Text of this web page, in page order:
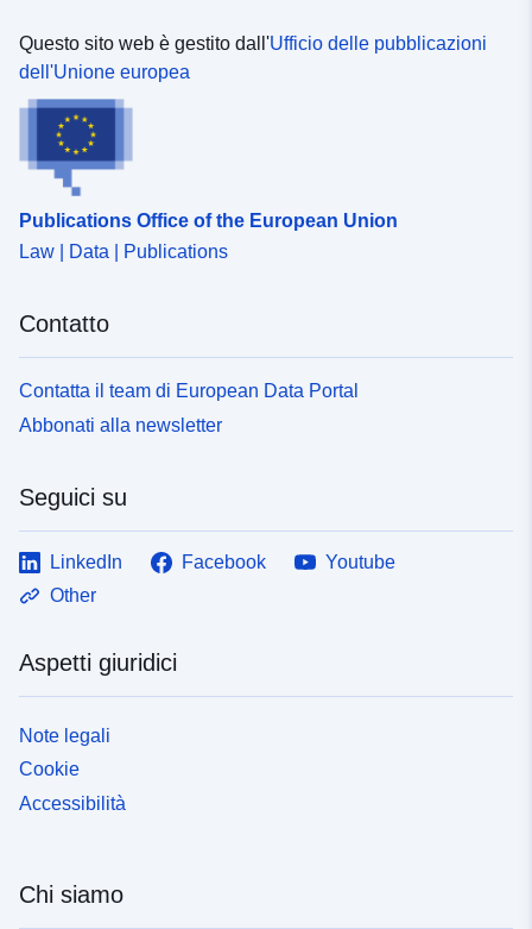
Questo sito web è gestito dall'Ufficio delle pubblicazioni
dell'Unione europea
Publications Office of the European Union
Law | Data | Publications
Contatto
Contatta il team di European Data Portal
Abbonati alla newsletter
Seguici su
LinkedIn Facebook
Youtube
Other
Aspetti giuridici
Note legali
Cookie
Accessibilità
Chi siamo